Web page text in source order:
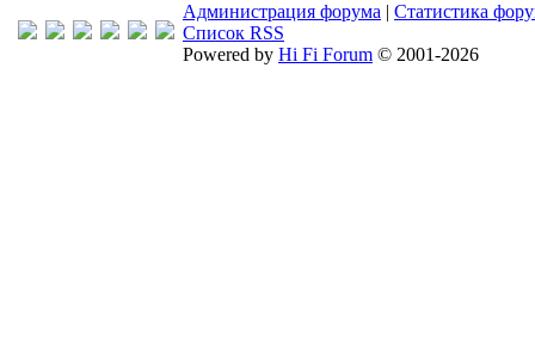
Администрация форума | Статистика
Список RSS
Powered by Hi Fi Forum © 2001-2026